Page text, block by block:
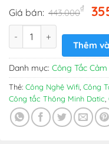
Giá bán: 443.000₫
là:
Thêm
Danh mục: Công Tắc
Thẻ: Công Nghệ Wifi Công
Công tắc Thông Minh Datic